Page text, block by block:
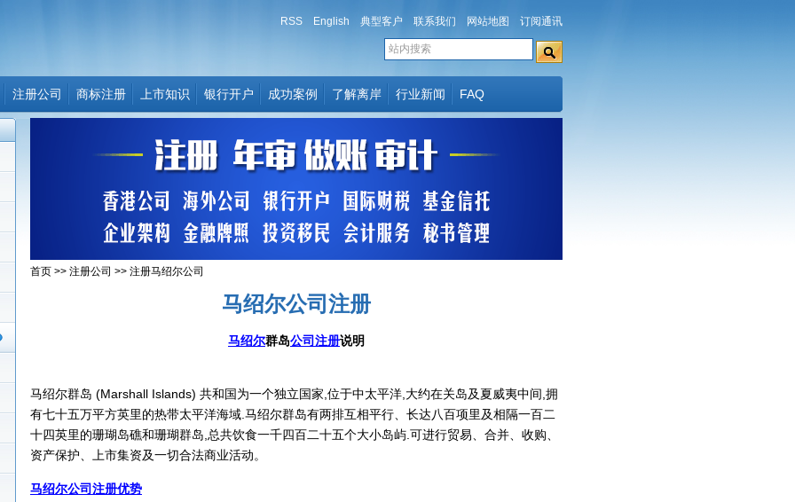
RSS English 典型客户 联系我们 网站地图 订阅通讯
注册公司 商标注册 上市知识 银行开户 成功案例 了解离岸 行业新闻 FAQ
首页 >> 注册公司 >> 注册马绍尔公司
马绍尔公司注册
马绍尔群岛公司注册说明
马绍尔群岛 (Marshall Islands) 共和国为一个独立国家,位于中太平洋,大约在关岛及夏威夷中间,拥
有七十五万平方英里的热带太平洋海域.马绍尔群岛有两排互相平行、长达八百项里及相隔一百二
十四英里的珊瑚岛礁和珊瑚群岛,总共饮食一千四百二十五个大小岛屿.可进行贸易、合并、收购、
资产保护、上市集资及一切合法商业活动。
马绍尔公司注册优势